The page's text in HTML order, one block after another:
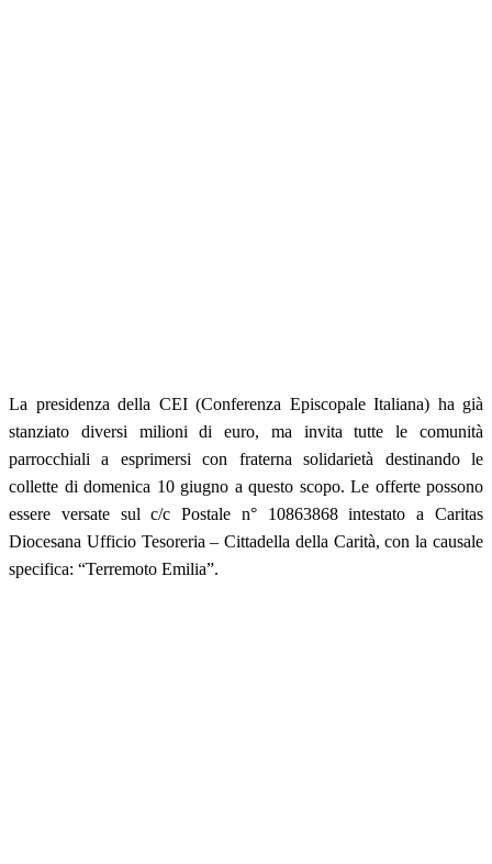
La presidenza della CEI (Conferenza Episcopale Italiana) ha già
stanziato diversi milioni di euro, ma invita tutte le comunità
parrocchiali a esprimersi con fraterna solidarietà destinando le
collette di domenica 10 giugno a questo scopo. Le offerte possono
essere versate sul c/c Postale n° 10863868 intestato a Caritas
Diocesana Ufficio Tesoreria – Cittadella della Carità, con la causale
specifica: “Terremoto Emilia”.